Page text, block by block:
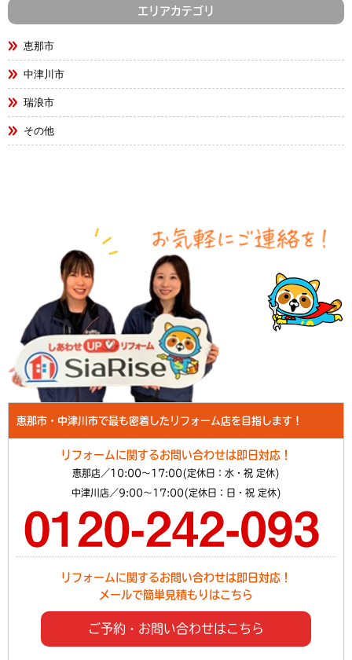
エリアカテゴリ
恵那市
中津川市
瑞浪市
その他
恵那市・中津川市で最も密着したリフォーム店を目指します！
リフォームに関するお問い合わせは即日対応！
恵那店／10:00～17:00(定休日：水・祝 定休)
中津川店／9:00～17:00(定休日：日・祝 定休)
リフォームに関するお問い合わせは即日対応！
メールで簡単見積もりはこちら
ご予約・お問い合わせはこちら